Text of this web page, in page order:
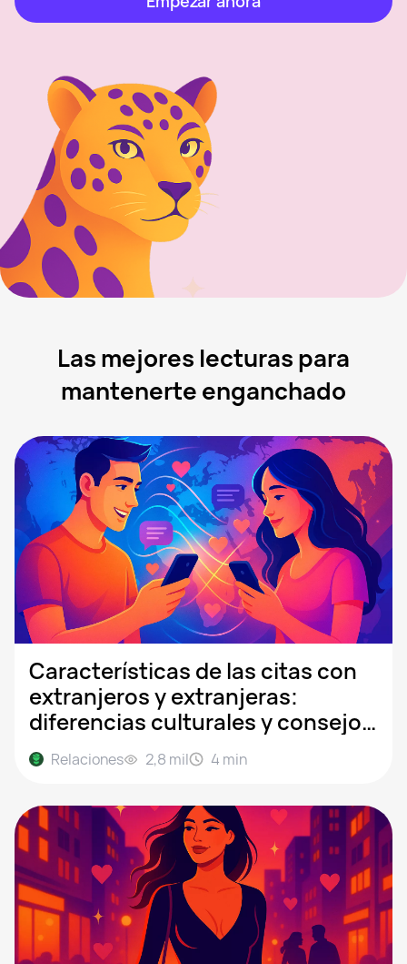
Las mejores lecturas para
mantenerte enganchado
Características de las citas con
extranjeros y extranjeras:
diferencias culturales y consejos
para chatear
Relaciones 2,8 mil 4 min